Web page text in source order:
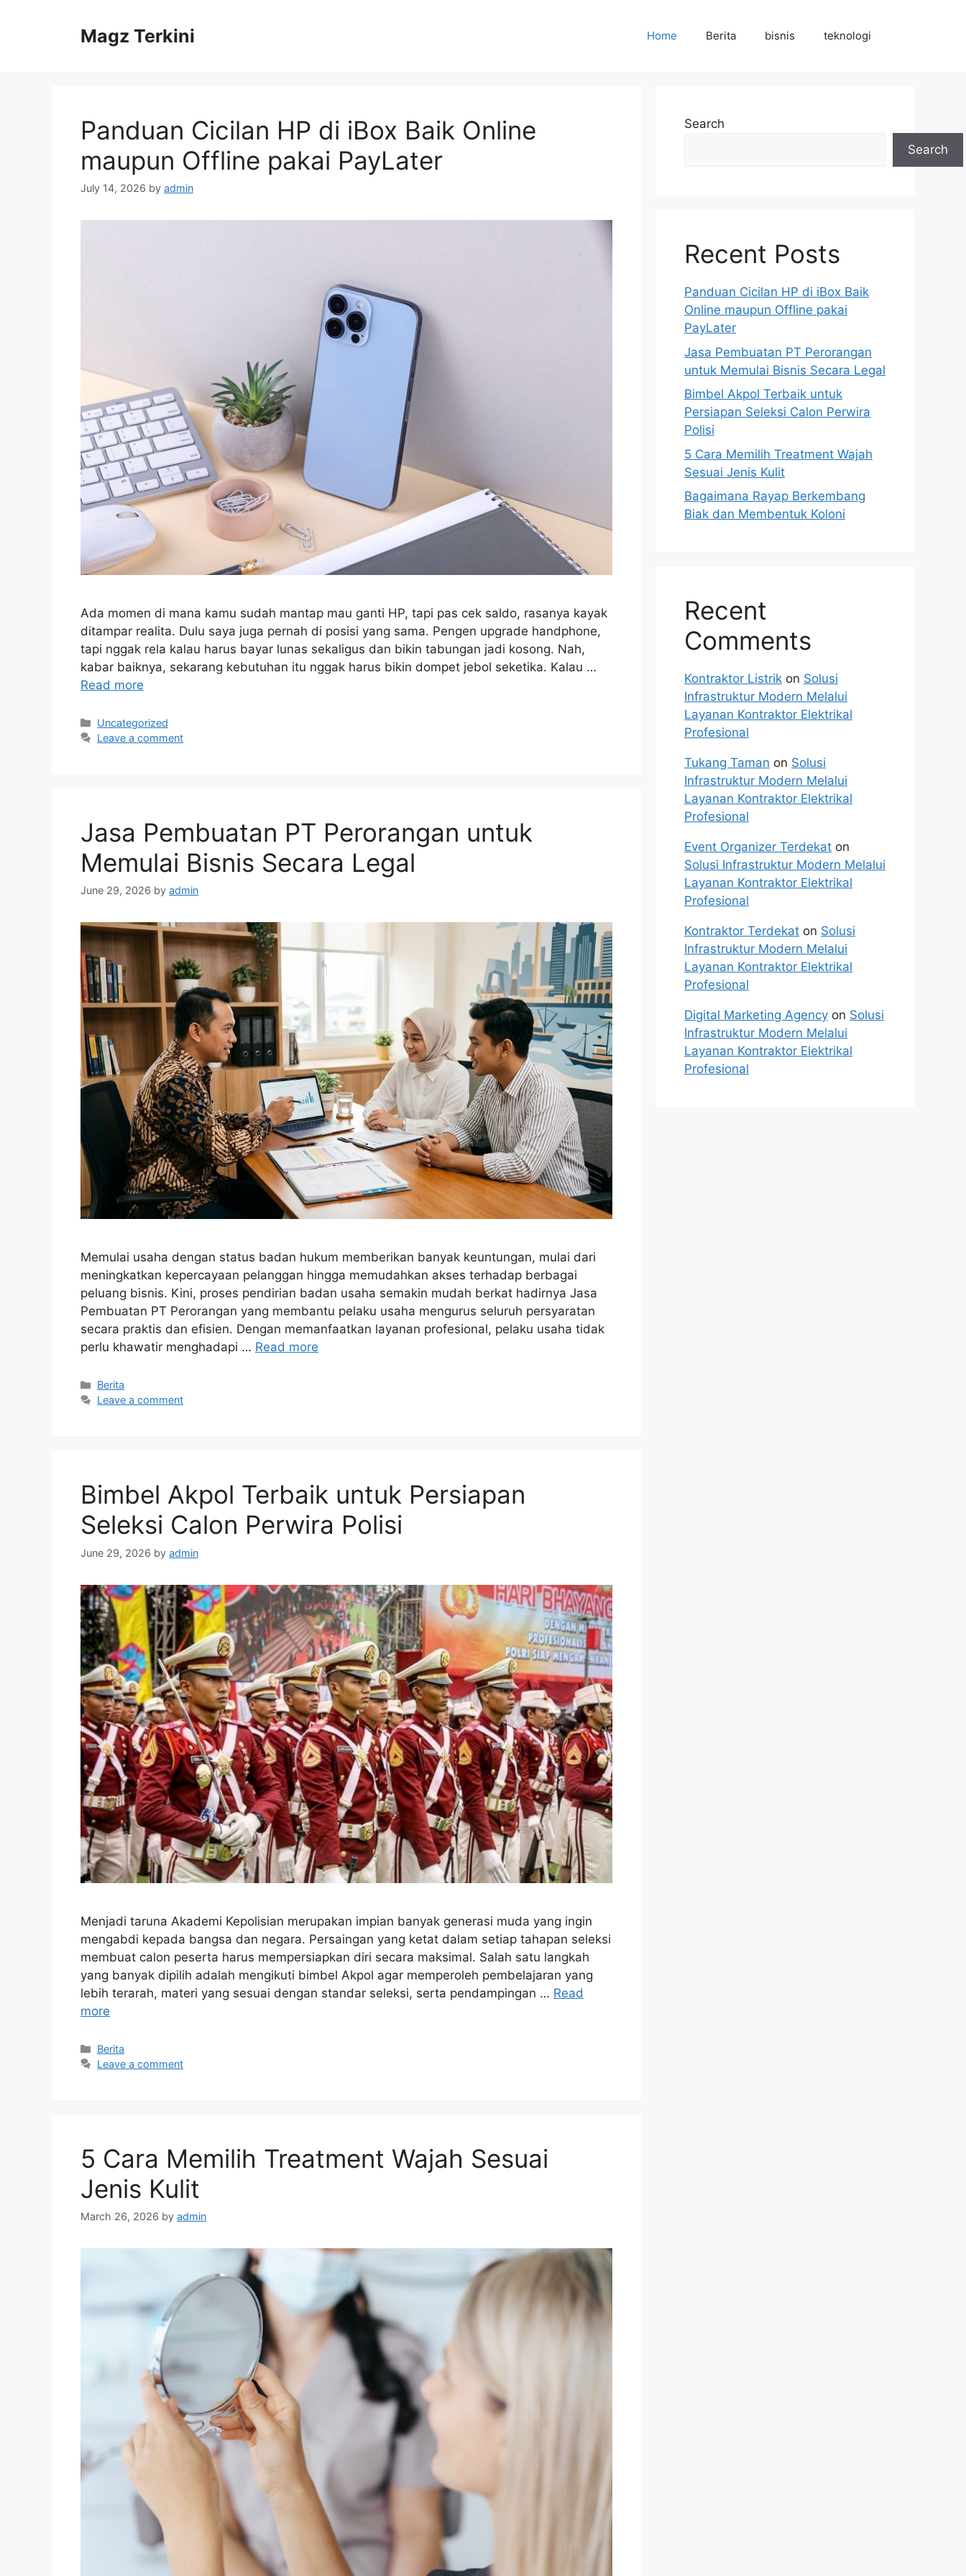
Magz Terkini Home Berita bisnis teknologi
Panduan Cicilan HP di iBox Baik Online
maupun Offline pakai PayLater
July 14, 2026 by admin
Ada momen di mana kamu sudah mantap mau ganti HP, tapi pas cek saldo, rasanya kayak
ditampar realita. Dulu saya juga pernah di posisi yang sama. Pengen upgrade handphone,
tapi nggak rela kalau harus bayar lunas sekaligus dan bikin tabungan jadi kosong. Nah,
kabar baiknya, sekarang kebutuhan itu nggak harus bikin dompet jebol seketika. Kalau …
Read more
Categories
Uncategorized
Leave a comment
Jasa Pembuatan PT Perorangan untuk
Memulai Bisnis Secara Legal
June 29, 2026 by admin
Memulai usaha dengan status badan hukum memberikan banyak keuntungan, mulai dari
meningkatkan kepercayaan pelanggan hingga memudahkan akses terhadap berbagai
peluang bisnis. Kini, proses pendirian badan usaha semakin mudah berkat hadirnya Jasa
Pembuatan PT Perorangan yang membantu pelaku usaha mengurus seluruh persyaratan
secara praktis dan efisien. Dengan memanfaatkan layanan profesional, pelaku usaha tidak
perlu khawatir menghadapi … Read more
Categories
Berita
Leave a comment
Bimbel Akpol Terbaik untuk Persiapan
Seleksi Calon Perwira Polisi
June 29, 2026 by admin
Menjadi taruna Akademi Kepolisian merupakan impian banyak generasi muda yang ingin
mengabdi kepada bangsa dan negara. Persaingan yang ketat dalam setiap tahapan seleksi
membuat calon peserta harus mempersiapkan diri secara maksimal. Salah satu langkah
yang banyak dipilih adalah mengikuti bimbel Akpol agar memperoleh pembelajaran yang
lebih terarah, materi yang sesuai dengan standar seleksi, serta pendampingan … Read
more
Categories
Berita
Leave a comment
5 Cara Memilih Treatment Wajah Sesuai
Jenis Kulit
March 26, 2026 by admin
Search
Search
Recent Posts
Panduan Cicilan HP di iBox Baik
Online maupun Offline pakai
PayLater
Jasa Pembuatan PT Perorangan
untuk Memulai Bisnis Secara Legal
Bimbel Akpol Terbaik untuk
Persiapan Seleksi Calon Perwira
Polisi
5 Cara Memilih Treatment Wajah
Sesuai Jenis Kulit
Bagaimana Rayap Berkembang
Biak dan Membentuk Koloni
Recent
Comments
Kontraktor Listrik on Solusi
Infrastruktur Modern Melalui
Layanan Kontraktor Elektrikal
Profesional
Tukang Taman on Solusi
Infrastruktur Modern Melalui
Layanan Kontraktor Elektrikal
Profesional
Event Organizer Terdekat on
Solusi Infrastruktur Modern Melalui
Layanan Kontraktor Elektrikal
Profesional
Kontraktor Terdekat on Solusi
Infrastruktur Modern Melalui
Layanan Kontraktor Elektrikal
Profesional
Digital Marketing Agency on Solusi
Infrastruktur Modern Melalui
Layanan Kontraktor Elektrikal
Profesional